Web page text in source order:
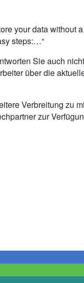
your data without
steps:…“
Sie auch
über die
Verbreitung zu
zur